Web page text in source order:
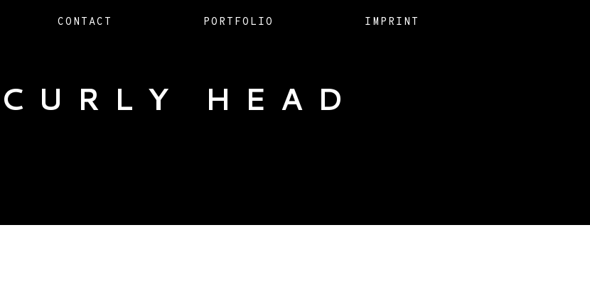
CONTACT PORTFOLIO IMPRINT
HEAD